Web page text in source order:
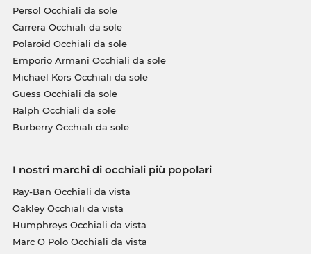
Persol Occhiali da sole
Carrera Occhiali da sole
Polaroid Occhiali da sole
Emporio Armani Occhiali da sole
Michael Kors Occhiali da sole
Guess Occhiali da sole
Ralph Occhiali da sole
Burberry Occhiali da sole
I nostri marchi di occhiali più popolari
Ray-Ban Occhiali da vista
Oakley Occhiali da vista
Humphreys Occhiali da vista
Marc O Polo Occhiali da vista